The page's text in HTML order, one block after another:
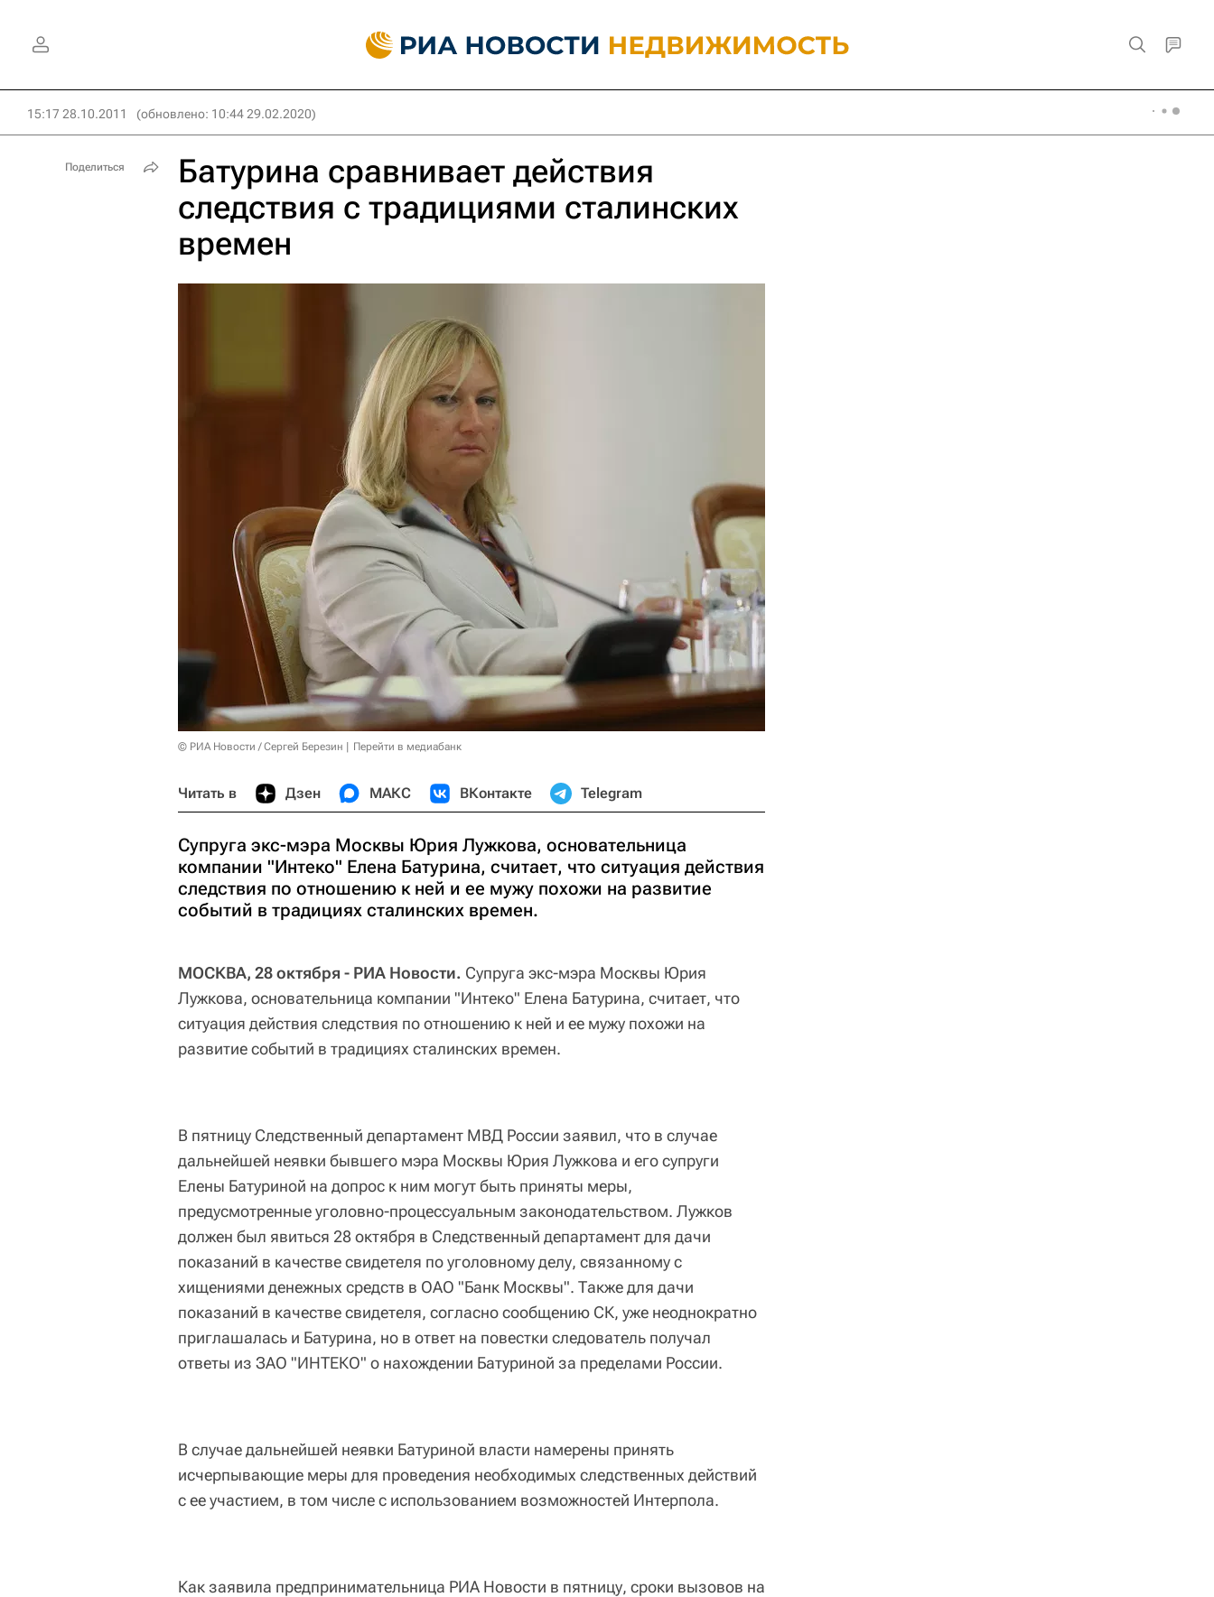
15:17 28.10.2011 (обновлено: 10:44 29.02.2020)
Батурина сравнивает действия
следствия с традициями сталинских
времен
© РИА Новости / Сергей Березин Перейти в медиабанк
Читать в Дзен МАКС ВКонтакте Telegram
Супруга экс-мэра Москвы Юрия Лужкова, основательница
компании "Интеко" Елена Батурина, считает, что ситуация действия
следствия по отношению к ней и ее мужу похожи на развитие
событий в традициях сталинских времен.
МОСКВА, 28 октября - РИА Новости. Супруга экс-мэра Москвы Юрия
Лужкова, основательница компании "Интеко" Елена Батурина, считает, что
ситуация действия следствия по отношению к ней и ее мужу похожи на
развитие событий в традициях сталинских времен.
В пятницу Следственный департамент МВД России заявил, что в случае
дальнейшей неявки бывшего мэра Москвы Юрия Лужкова и его супруги
Елены Батуриной на допрос к ним могут быть приняты меры,
предусмотренные уголовно-процессуальным законодательством. Лужков
должен был явиться 28 октября в Следственный департамент для дачи
показаний в качестве свидетеля по уголовному делу, связанному с
хищениями денежных средств в ОАО "Банк Москвы". Также для дачи
показаний в качестве свидетеля, согласно сообщению СК, уже неоднократно
приглашалась и Батурина, но в ответ на повестки следователь получал
ответы из ЗАО "ИНТЕКО" о нахождении Батуриной за пределами России.
В случае дальнейшей неявки Батуриной власти намерены принять
исчерпывающие меры для проведения необходимых следственных действий
с ее участием, в том числе с использованием возможностей Интерпола.
Как заявила предпринимательница РИА Новости в пятницу, сроки вызовов на
Поделиться